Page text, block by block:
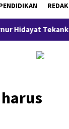
Mutu